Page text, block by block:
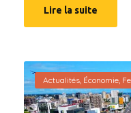
Lire la suite
Actualités, Économie,